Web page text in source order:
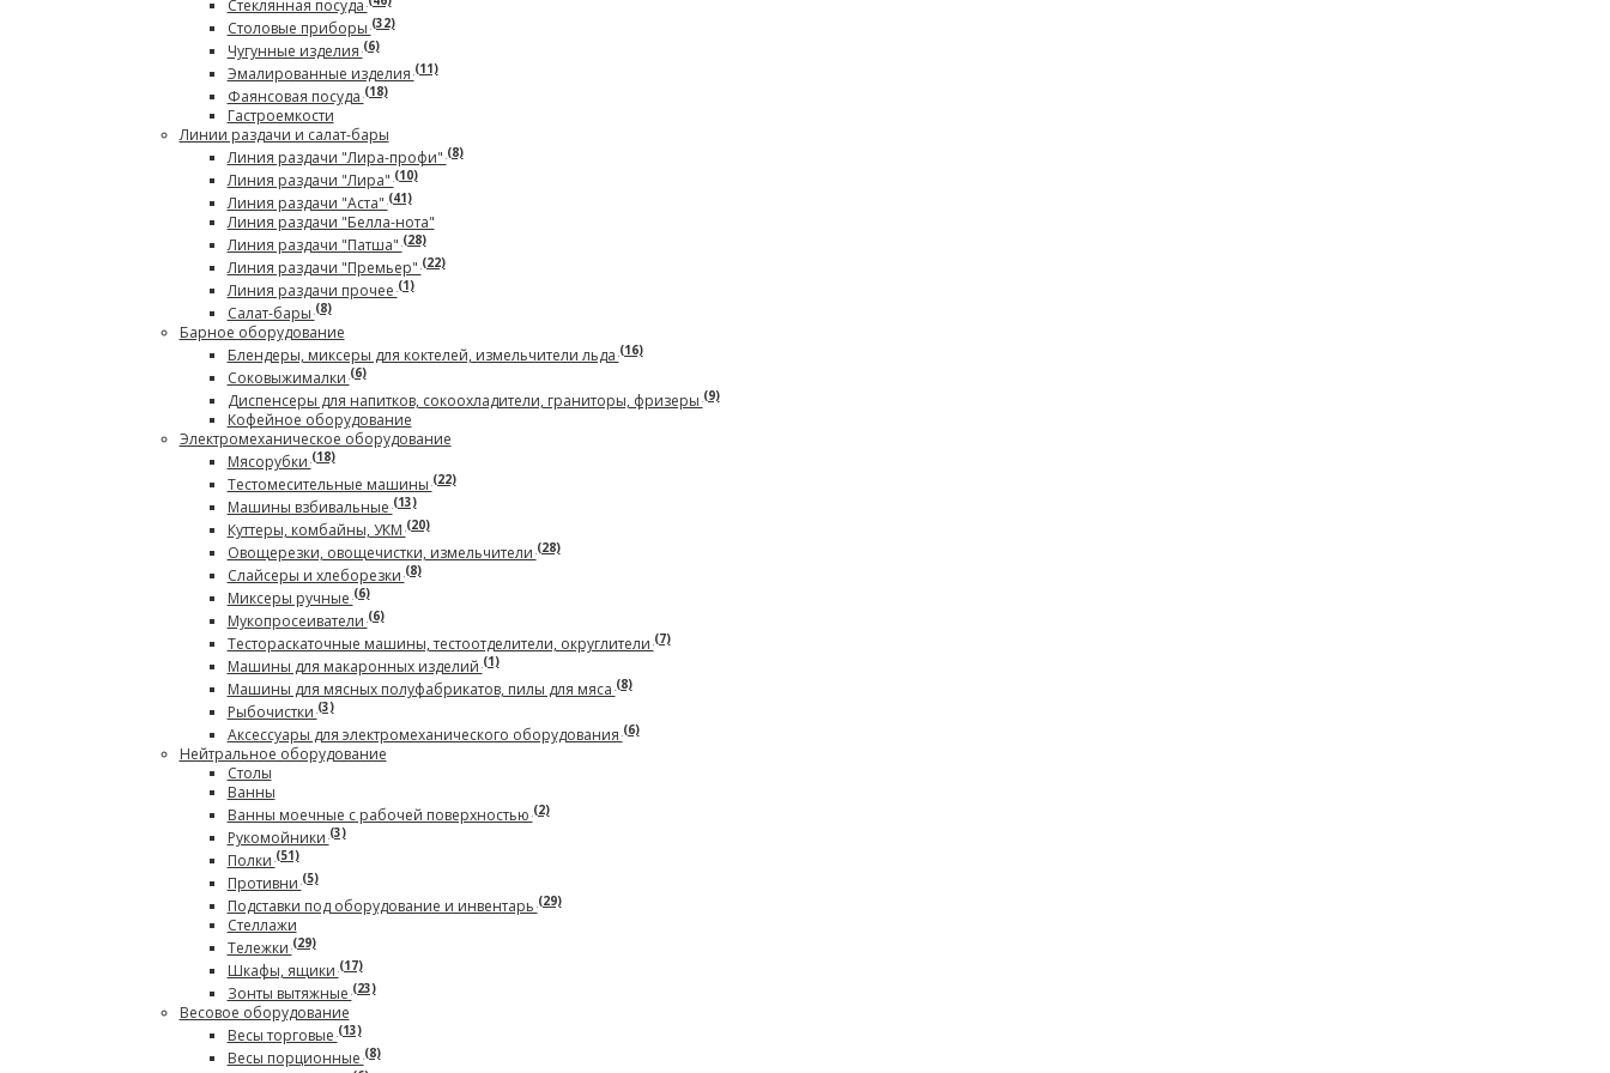
Стеклянная посуда
Столовые приборы(32)
Чугунные изделия(6)
Эмалированные изделия(11)
Фаянсовая посуда(18)
Гастроемкости
Линии раздачи и салат-бары
Линия раздачи "Лира-профи"(8)
Линия раздачи "Лира"(10)
Линия раздачи "Аста"(41)
Линия раздачи "Белла-нота"
Линия раздачи "Патша"(28)
Линия раздачи "Премьер"(22)
Линия раздачи прочее(1)
Салат-бары(8)
Барное оборудование
Блендеры, миксеры для коктелей, измельчители льда(16)
Соковыжималки(6)
Диспенсеры для напитков, сокоохладители, граниторы, фризеры(9)
Кофейное оборудование
Электромеханическое оборудование
Мясорубки(18)
Тестомесительные машины(22)
Машины взбивальные(13)
Куттеры, комбайны, УКМ(20)
Овощерезки, овощечистки, измельчители(28)
Слайсеры и хлеборезки(8)
Миксеры ручные(6)
Мукопросеиватели(6)
Тестораскаточные машины, тестоотделители, округлители(7)
Машины для макаронных изделий(1)
Машины для мясных полуфабрикатов, пилы для мяса(8)
Рыбочистки(3)
Аксессуары для электромеханического оборудования(6)
Нейтральное оборудование
Столы
Ванны
Ванны моечные с рабочей поверхностью(2)
Рукомойники(3)
Полки(51)
Противни(5)
Подставки под оборудование и инвентарь(29)
Стеллажи
Тележки(29)
Шкафы, ящики(17)
Зонты вытяжные(23)
Весовое оборудование
Весы торговые(13)
Весы порционные(8)